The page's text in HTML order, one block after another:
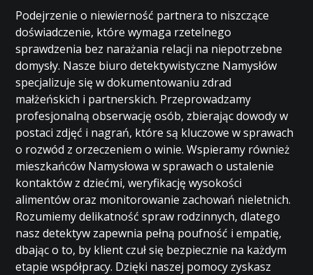
Podejrzenie o niewierność partnera to niszczące
doświadczenie, które wymaga rzetelnego
sprawdzenia bez narażania relacji na niepotrzebne
domysły. Nasze biuro detektywistyczne Namysłów
specjalizuje się w dokumentowaniu zdrad
małżeńskich i partnerskich. Przeprowadzamy
profesjonalną obserwację osób, zbierając dowody w
postaci zdjęć i nagrań, które są kluczowe w sprawach
o rozwód z orzeczeniem o winie. Wspieramy również
mieszkańców Namysłowa w sprawach o ustalenie
kontaktów z dziećmi, weryfikację wysokości
alimentów oraz monitorowanie zachowań nieletnich.
Rozumiemy delikatność spraw rodzinnych, dlatego
nasz detektyw zapewnia pełną poufność i empatię,
dbając o to, by klient czuł się bezpiecznie na każdym
etapie współpracy. Dzięki naszej pomocy zyskasz